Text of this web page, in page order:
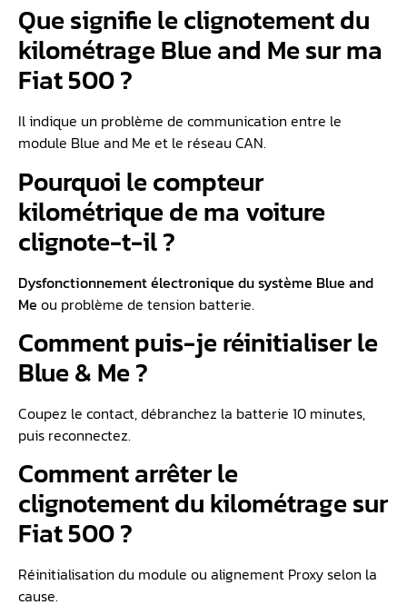
Que signifie le clignotement du
kilométrage Blue and Me sur ma
Fiat 500 ?
Il indique un problème de communication entre le
module Blue and Me et le réseau CAN.
Pourquoi le compteur
kilométrique de ma voiture
clignote-t-il ?
Dysfonctionnement électronique du système Blue and
Me ou problème de tension batterie.
Comment puis-je réinitialiser le
Blue & Me ?
Coupez le contact, débranchez la batterie 10 minutes,
puis reconnectez.
Comment arrêter le
clignotement du kilométrage sur
Fiat 500 ?
Réinitialisation du module ou alignement Proxy selon la
cause.